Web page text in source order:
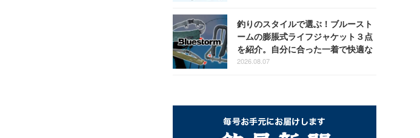
釣りのスタイルで選ぶ！ブルースト
ームの膨脹式ライフジャケット３点
を紹介。自分に合った一着で快適な
釣りを
2026.08.07